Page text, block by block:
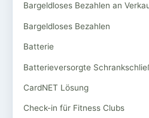
Bargeldloses Bezahlen an
Bargeldloses Bezahlen
Batterie
Batterieversorgte
CardNET Lösung
Check-in für Fitness Clubs